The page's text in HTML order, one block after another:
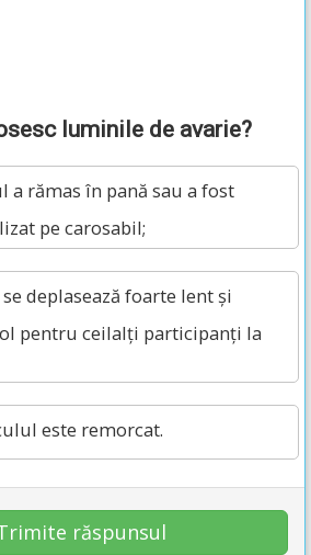
luminile de avarie?
a rămas în pană sau a fost
pe carosabil;
deplasează foarte lent și
pentru ceilalți participanți la
este remorcat.
răspunsul